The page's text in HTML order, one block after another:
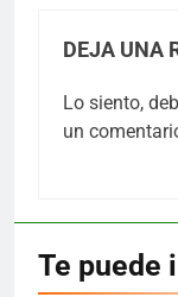
DEJA UNA
Lo siento,
un
Te puede